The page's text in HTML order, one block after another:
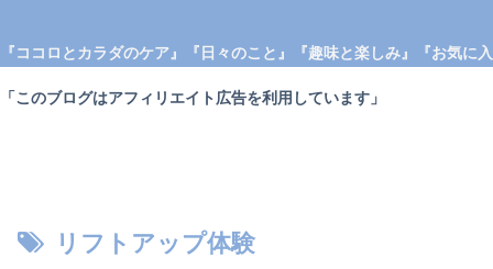
『ココロとカラダのケア』 『日々のこと』 『趣味と楽しみ』 『お気に
「このブログはアフィリエイト広告を利用しています」
リフトアップ体験